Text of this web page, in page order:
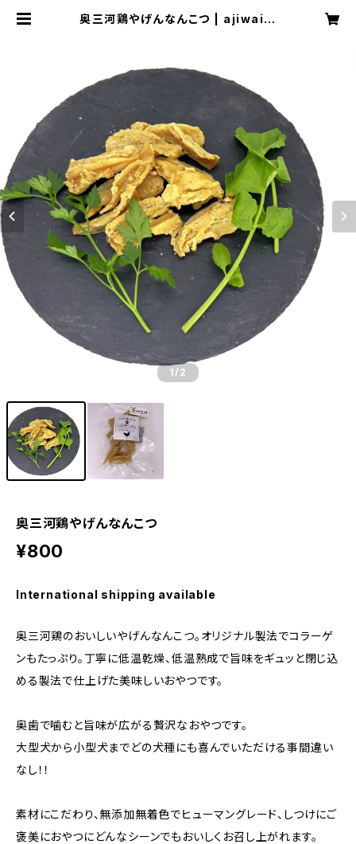
奥三河鶏やげんなんこつ | ajiwai.p
1 /2
奥三河鶏やげんなんこつ
¥800
International shipping available
奥三河鶏のおいしいやげんなんこつ。オリジナル製法でコラーゲ
ンもたっぷり。丁寧に低温乾燥、低温熟成で旨味をギュッと閉じ込
める製法で仕上げた美味しいおやつです。
奥歯で噛むと旨味が広がる贅沢なおやつです。
大型犬から小型犬までどの犬種にも喜んでいただける事間違い
なし！！
素材にこだわり、無添加無着色でヒューマングレード、しつけにご
褒美におやつにどんなシーンでもおいしくお召し上がれます。